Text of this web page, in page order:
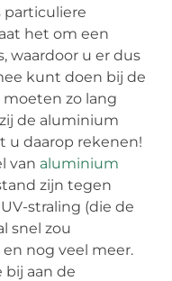
particuliere
het om een
waardoor u er dus
kunt doen bij de
zo lang
de aluminium
u daarop rekenen!
van aluminium
zijn tegen
straling (die de
snel zou
nog veel meer.
aan de